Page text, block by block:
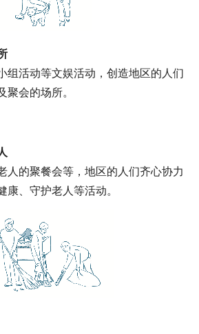
组活动等文娱活动，创造地区的人们
聚会的场所。
人的聚餐会等，地区的人们齐心协力
康、守护老人等活动。